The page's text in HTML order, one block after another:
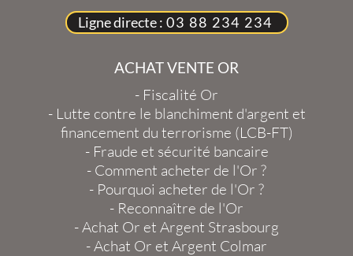
Ligne directe : 03 88 234 234
ACHAT VENTE OR
- Fiscalité Or
- Lutte contre le blanchiment d'argent et
financement du terrorisme (LCB-FT)
- Fraude et sécurité bancaire
- Comment acheter de l'Or ?
- Pourquoi acheter de l'Or ?
- Reconnaître de l'Or
-Achat Or et Argent Strasbourg
-Achat Or et Argent Colmar